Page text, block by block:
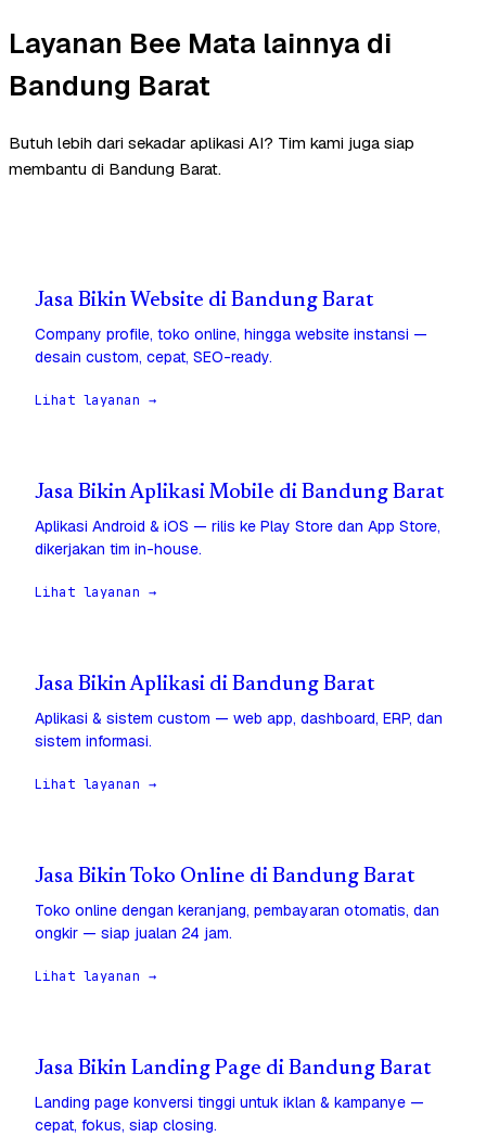
Layanan Bee Mata lainnya di
Bandung Barat
Butuh lebih dari sekadar aplikasi AI? Tim kami juga siap
membantu di Bandung Barat.
Jasa Bikin Website di Bandung Barat
Company profile, toko online, hingga website instansi —
desain custom, cepat, SEO-ready.
Lihat layanan →
Jasa Bikin Aplikasi Mobile di Bandung Barat
Aplikasi Android & iOS — rilis ke Play Store dan App Store,
dikerjakan tim in-house.
Lihat layanan →
Jasa Bikin Aplikasi di Bandung Barat
Aplikasi & sistem custom — web app, dashboard, ERP, dan
sistem informasi.
Lihat layanan →
Jasa Bikin Toko Online di Bandung Barat
Toko online dengan keranjang, pembayaran otomatis, dan
ongkir — siap jualan 24 jam.
Lihat layanan →
Jasa Bikin Landing Page di Bandung Barat
Landing page konversi tinggi untuk iklan & kampanye —
cepat, fokus, siap closing.